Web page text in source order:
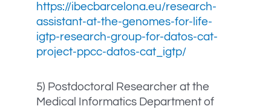
https://ibecbarcelona.eu/research-
assistant-at-the-genomes-for-life-
igtp-research-group-for-datos-cat-
project-ppcc-datos-cat_igtp/
5) Postdoctoral Researcher at the
Medical Informatics Department of